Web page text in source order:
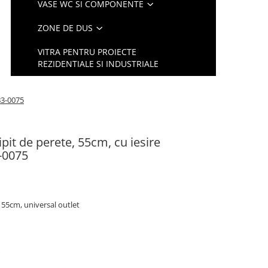
VASE WC SI COMPONENTE
ZONE DE DUS
VITRA PENTRU PROIECTE
REZIDENTIALE SI INDUSTRIALE
0075
de perete, 55cm, cu iesire
55cm, universal outlet